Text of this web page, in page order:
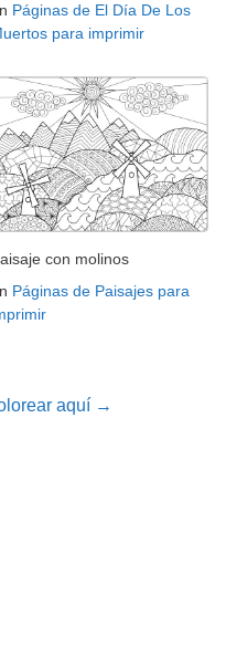
Páginas de El Día De Los
para imprimir
con molinos
Páginas de Paisajes para
aquí →